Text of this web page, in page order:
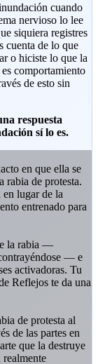
cuando
nervioso lo lee
siquiera registres
cuenta de lo que
o hiciste lo que la
comportamiento
de esto sin
respuesta
sí lo es.
en que ella se
de protesta.
lugar de la
entrenado para
la rabia —
— e
activadoras. Tu
Reflejos te da una
de protesta al
de las partes en
que la destruye